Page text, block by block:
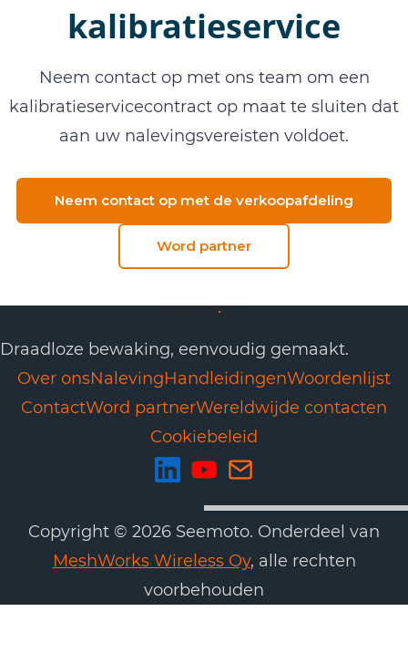
kalibratieservice
Neem contact op met ons team om een
kalibratieservicecontract op maat te sluiten dat
aan uw nalevingsvereisten voldoet.
Neem contact op met de verkoopafdeling
Word partner
Draadloze bewaking, eenvoudig gemaakt.
Over onsNalevingHandleidingenWoordenlijst
ContactWord partnerWereldwijde contacten
Cookiebeleid
Copyright © 2026 Seemoto. Onderdeel van
MeshWorks Wireless Oy, alle rechten
voorbehouden